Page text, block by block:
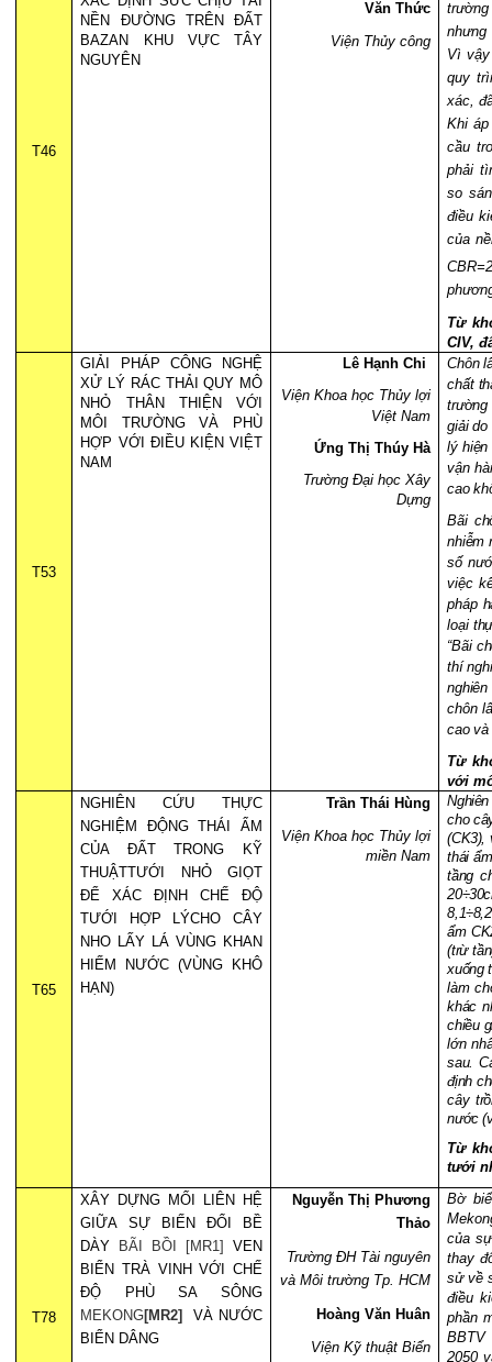
T46
NỀN ĐƯỜNG TRÊN ĐẤT
BAZAN KHU VỰC TÂY
NGUYÊN
Văn Thức
Viện Thủy công
Vì vậy
quy
xác,
Khi
cầu
phải
so
điều
của
Từ
CIV,
T53
GIẢI PHÁP CÔNG NGHỆ
XỬ LÝ RÁC THẢI QUY MÔ
NHỎ THÂN THIỆN VỚI
MÔI TRƯỜNG VÀ PHÙ
HỢP VỚI ĐIỀU KIỆN VIỆT
NAM
Lê Hạnh Chi
Viện Khoa học Thủy lợi
Việt Nam
Ứng Thị Thúy Hà
Trường Đại học Xây
Dựng
Chôn
chất
trường
giải do
lý hiện
vận
cao
Bãi
nhiễm
số
việc
pháp
loại
“Bãi
thí
chôn
cao và
Từ
với
T65
NGHIÊN CỨU THỰC
NGHIỆM ĐỘNG THÁI ẨM
CỦA ĐẤT TRONG KỸ
THUẬTTƯỚI NHỎ GIỌT
ĐỂ XÁC ĐỊNH CHẾ ĐỘ
TƯỚI HỢP LÝCHO CÂY
NHO LẤY LÁ VÙNG KHAN
HIẾM NƯỚC (VÙNG KHÔ
HẠN)
Trần Thái Hùng
Viện Khoa học Thủy lợi
miền Nam
cho
(CK3),
thái
tầng
ẩm
(trừ
xuống
làm
khác
chiều
lớn
sau.
định
cây
nước
Từ
tưới
T78
XÂY DỰNG MỐI LIÊN HỆ
GIỮA SỰ BIẾN ĐỔI BỀ
DÀY BÃI BỒI [MR1]
VEN
BIỂN TRÀ VINH VỚI CHẾ
ĐỘ PHÙ SA SÔNG
MEKONG[MR2]
VÀ NƯỚC
BIỂN DÂNG
Nguyễn Thị Phương
Thảo
Trường ĐH Tài nguyên
và Môi trường Tp. HCM
Hoàng Văn Huân
Viện Kỹ thuật Biển
Bờ
của
thay
sử về
điều
phần
BBTV
2050